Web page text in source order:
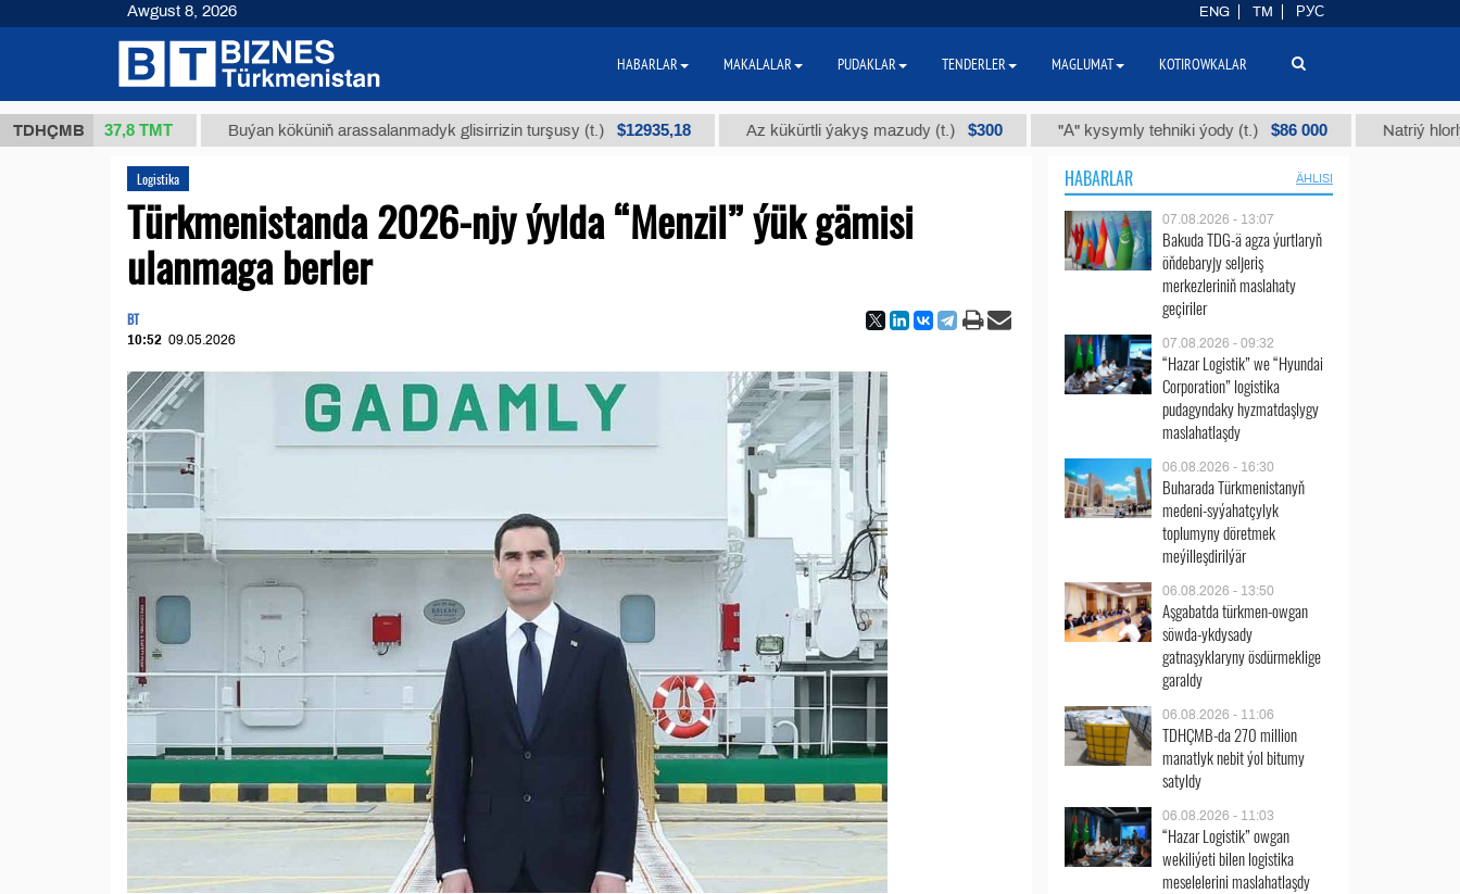
TDHÇMB
(kg.) 37,8 ТМТ Buýan köküniň arassalanmadyk glisirrizin turşusy (t.) $12935,18 Az kükürtli ýakyş mazudy (t.) $300 "А" kysymly tehniki ýody (t.) $86 000 Natriý hlorly
Logistika
Türkmenistanda 2026-njy ýylda “Menzil” ýük gämisi
ulanmaga berler
BT
10:52 09.05.2026
HABARLAR ÄHLISI
07.08.2026 - 13:07
Bakuda TDG-ä agza ýurtlaryň
öňdebaryjy seljeriş
merkezleriniň maslahaty
geçiriler
07.08.2026 - 09:32
“Hazar Logistik” we “Hyundai
Corporation” logistika
pudagyndaky hyzmatdaşlygy
maslahatlaşdy
06.08.2026 - 16:30
Buharada Türkmenistanyň
medeni-syýahatçylyk
toplumyny döretmek
meýilleşdirilýär
06.08.2026 - 13:50
Aşgabatda türkmen-owgan
söwda-ykdysady
gatnaşyklaryny ösdürmeklige
garaldy
06.08.2026 - 11:06
TDHÇMB-da 270 million
manatlyk nebit ýol bitumy
satyldy
06.08.2026 - 11:03
“Hazar Logistik” owgan
wekiliýeti bilen logistika
meselelerini maslahatlaşdy
Awgust 8, 2026 ENG TM РУС
HABARLAR MAKALALAR PUDAKLAR TENDERLER MAGLUMAT KOTIROWKALAR